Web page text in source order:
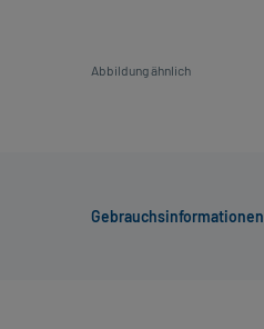
Abbildung ähnlich
Gebrauchsinformationen